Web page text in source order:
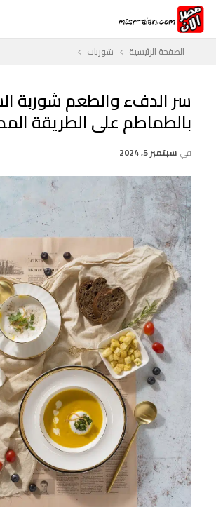
الصفحة الرئيسية شوربات
سر الدفء والطعم شوربة
بالطماطم على الطريقة
في سبتمبر 5, 2024